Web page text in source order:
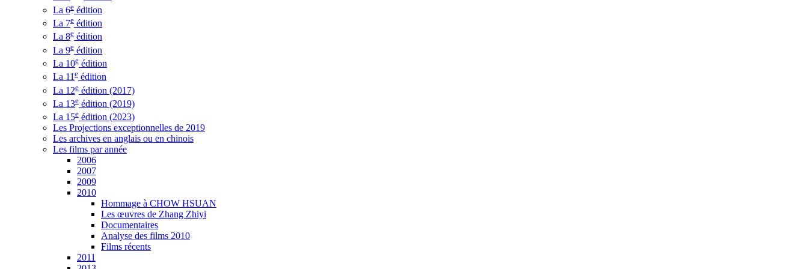
La 6e édition
La 7e édition
La 8e édition
La 9e édition
La 10e édition
La 11e édition
La 12e édition (2017)
La 13e édition (2019)
La 15e édition (2023)
Les Projections exceptionnelles de 2019
Les archives en anglais ou en chinois
Les films par année
2006
2007
2009
2010
Hommage à CHOW HSUAN
Les œuvres de Zhang Zhiyi
Documentaires
Analyse des films 2010
Films récents
2011